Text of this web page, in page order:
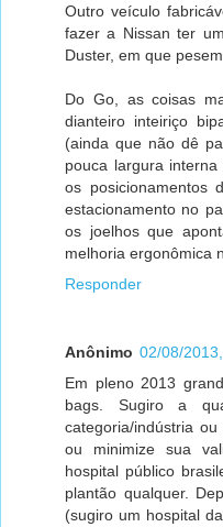
Outro veículo
fazer a Nissan ter
Duster, em que
Do Go, as coisas
dianteiro inteiriço
(ainda que não dê
pouca largura
os posicionamentos
estacionamento no
os joelhos que
melhoria ergonômica
Responder
Anônimo 02/08/
Em pleno 2013
bags. Sugiro a
categoria/indústria
ou minimize sua
hospital público
plantão qualquer.
(sugiro um hospital